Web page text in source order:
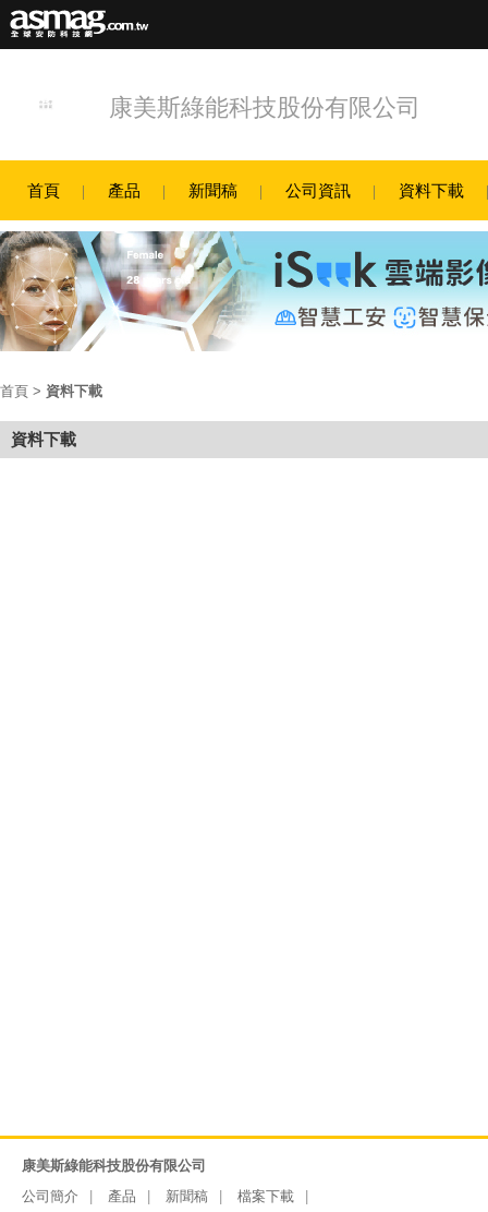
康美斯綠能科技股份有限公司
首頁 產品 新聞稿 公司資訊 資料下載
首頁 > 資料下載
資料下載
康美斯綠能科技股份有限公司
公司簡介
產品 新聞稿
檔案下載